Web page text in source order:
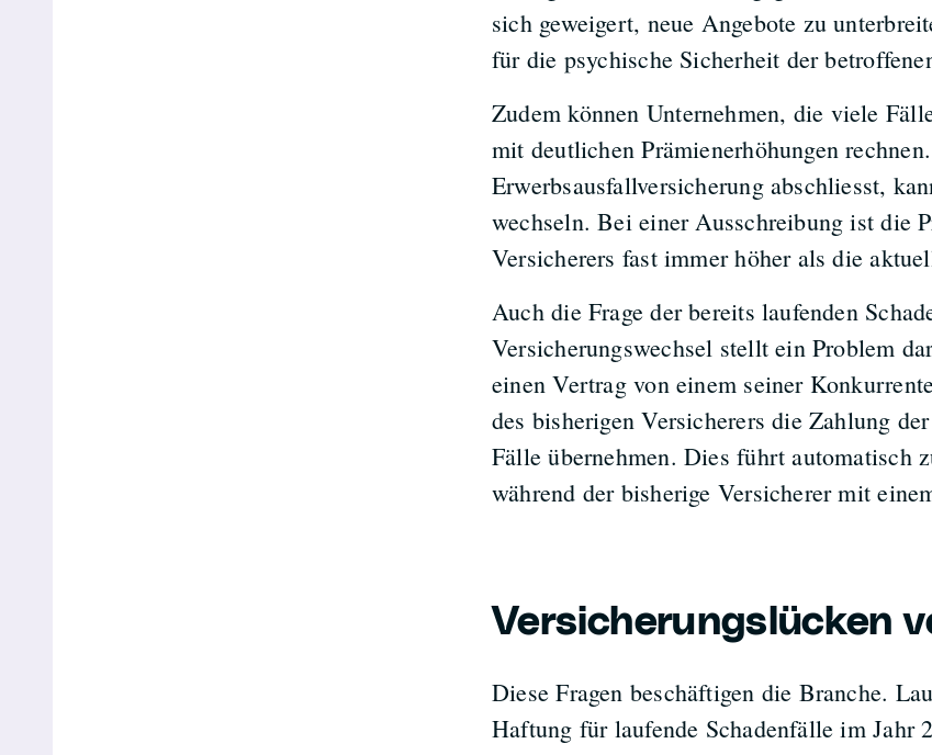
sich geweigert, neue Angebote zu
für die psychische Sicherheit der
Zudem können Unternehmen, die viele
mit deutlichen Prämienerhöhungen
Erwerbsausfallversicherung abschliesst,
wechseln. Bei einer Ausschreibung ist die
Versicherers fast immer höher als die
Auch die Frage der bereits laufenden
Versicherungswechsel stellt ein Problem
einen Vertrag von einem seiner
des bisherigen Versicherers die Zahlung
Fälle übernehmen. Dies führt automatisch
während der bisherige Versicherer mit
Versicherungslücken
Diese Fragen beschäftigen die Branche.
Haftung für laufende Schadenfälle im Jahr